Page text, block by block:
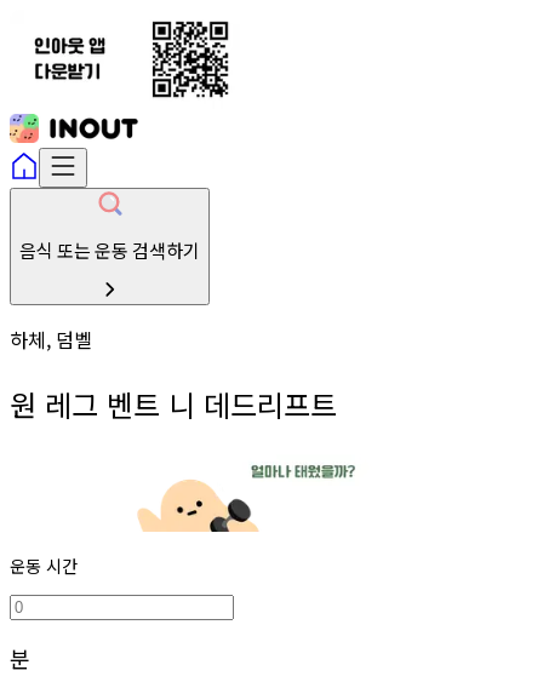
음식 또는 운동 검색하기
하체, 덤벨
원 레그 벤트 니 데드리프트
운동 시간
분